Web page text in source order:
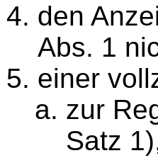
den
Abs. 1
einer
zur
Satz